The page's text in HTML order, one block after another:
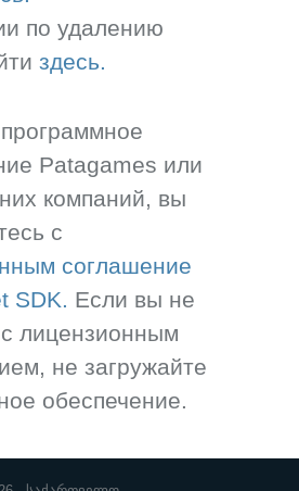
по удалению
здесь.
Patagames или
компаний, вы
с
соглашение
SDK. Если вы не
лицензионным
не загружайте
обеспечение.